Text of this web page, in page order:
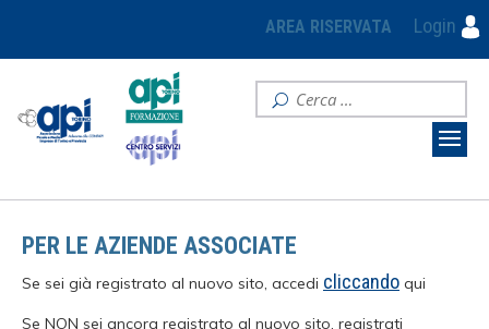
AREA RISERVATA Login
PER LE AZIENDE ASSOCIATE
Se sei già registrato al nuovo sito, accedi cliccando qui
Se NON sei ancora registrato al nuovo sito, registrati